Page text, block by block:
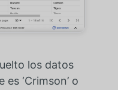
los datos
‘Crimson’ o